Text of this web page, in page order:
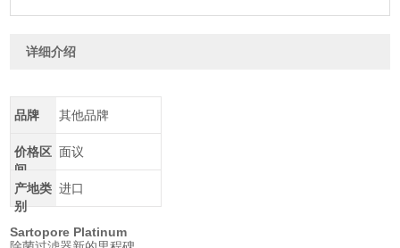
详细介绍
品牌 其他品牌
价格区
间
面议
产地类
别
进口
Sartopore Platinum